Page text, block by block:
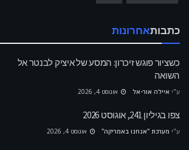
כתבותאחרונות
כשציור פוגש זיכרון: המסע של איציק לבנטר אל
השואה
ע"י איילה אור-אל אוגוסט 4, 2026
צפו בגיליון 241, אוגוסט 2026
ע"י מערכת "אנחנו באמריקה" אוגוסט 4, 2026